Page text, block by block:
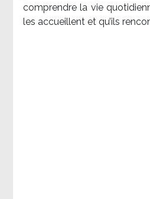
comprendre la vie
les accueillent et qu’ils